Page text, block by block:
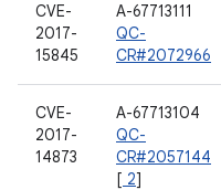
CVE-
2017-
15845
A-67713111
QC-
CR#2072966
CVE-
2017-
14873
A-67713104
QC-
CR#2057144
[ 2]